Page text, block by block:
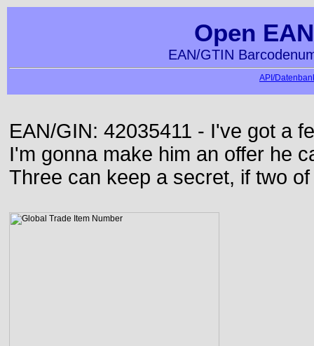
Open
EAN/GTIN
API/
EAN/GIN: 42035411 - I've got a
I'm gonna make him an offer he
Three can keep a secret, if two